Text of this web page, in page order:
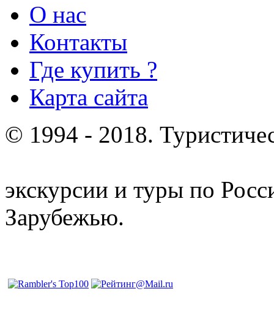
О нас
Контакты
Где купить ?
Карта сайта
© 1994 - 2018.
экскурсии и туры по
Зарубежью.